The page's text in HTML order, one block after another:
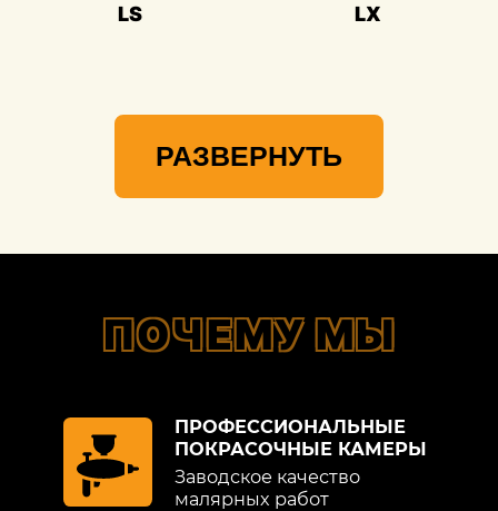
LS LX
РАЗВЕРНУТЬ
ПОЧЕМУ МЫ
ПРОФЕССИОНАЛЬНЫЕ
ПОКРАСОЧНЫЕ КАМЕРЫ
Заводское качество
малярных работ